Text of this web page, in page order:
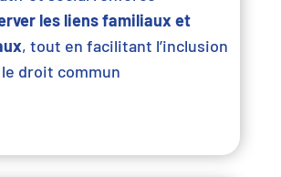
les liens familiaux et
, tout en facilitant l’inclusion
le droit commun